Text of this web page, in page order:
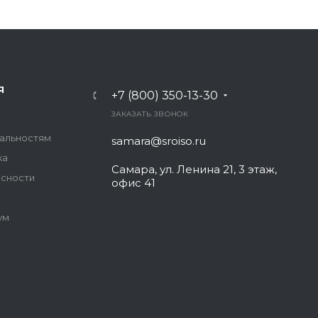
+7 (800) 350-13-30
ЗАКАЗАТЬ ЗВОНОК
samara@sroiso.ru
Самара, ул. Ленина 21, 3 этаж,
офис 41